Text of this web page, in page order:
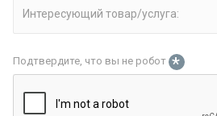
Интересующий товар/услуга:
Подтвердите, что вы не робот *